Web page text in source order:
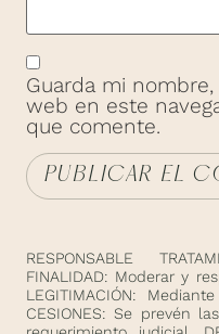
Guarda mi
web en este
que comente.
RESPONSABLE
FINALIDAD: Moderar y
LEGITIMACIÓN:
CESIONES: Se prevén